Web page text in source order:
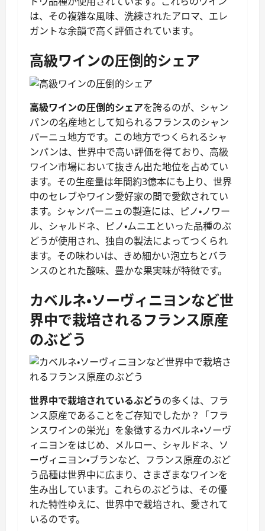
は、その複雑な風味、洗練されたアロマ、エレ
ガントな余韻で高く評価されています。
高級ワインの圧倒的シェア
高級ワインの圧倒的シェアを誇るのが、シャン
パンの名産地として知られるフランスのシャン
パーニュ地方です。この地方でつくられるシャ
ンパンは、世界中で高い評価を得ており、高級
ワイン市場において抜きん出た地位を占めてい
ます。その生産量は年間約3億本にも上り、世界
中のセレブやワイン愛好家の間で愛飲されてい
ます。シャンパーニュの製造には、ピノ・ノワー
ル、シャルドネ、ピノ・ムニエといった品種のぶ
どうが使用され、独自の製法によってつくられ
ます。その味わいは、きめ細かい泡立ちとバラ
ンスのとれた酸味、豊かな果実味が特徴です。
カベルネ・ソーヴィニヨンなど世
界中で栽培されるフランス原産
のぶどう
世界中で栽培されているぶどうの多くは、フラ
ンス原産であることをご存知でしたか？「フラ
ンスワインの栄光」を象徴するカベルネ・ソーヴ
ィニヨンをはじめ、メルロー、シャルドネ、ソ
ーヴィニヨン・ブランなど、フランス原産のぶど
う品種は世界中に広まり、さまざまなワインを
生み出しています。これらのぶどうは、その優
れた特性ゆえに、世界中で栽培され、愛されて
いるのです。